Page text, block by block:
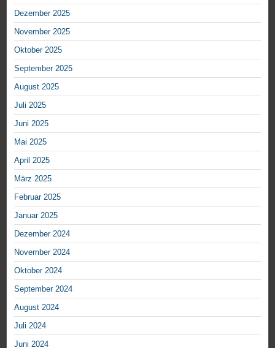
Dezember 2025
November 2025
Oktober 2025
September 2025
August 2025
Juli 2025
Juni 2025
Mai 2025
April 2025
März 2025
Februar 2025
Januar 2025
Dezember 2024
November 2024
Oktober 2024
September 2024
August 2024
Juli 2024
Juni 2024